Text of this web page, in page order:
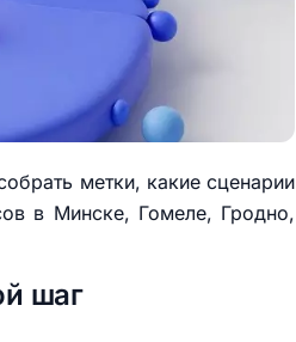
метки, какие сценарии
в Минске, Гомеле, Гродно,
шаг